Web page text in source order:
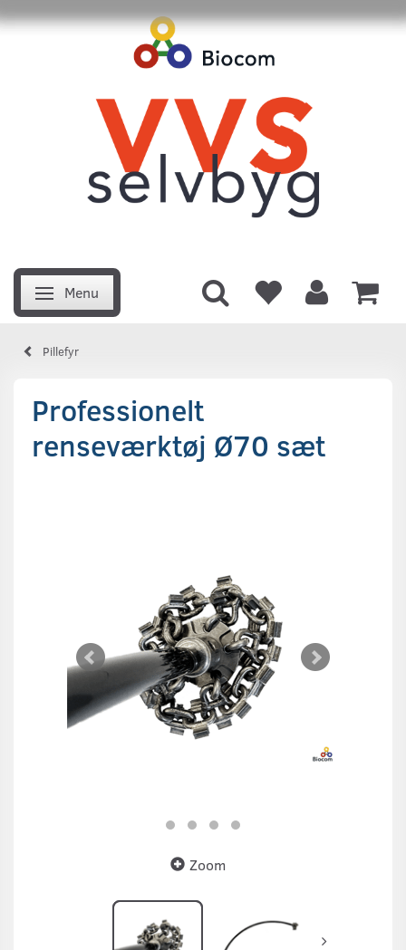
Skifte navigation
Menu
Pillefyr
Professionelt
renseværktøj Ø70 sæt
Zoom